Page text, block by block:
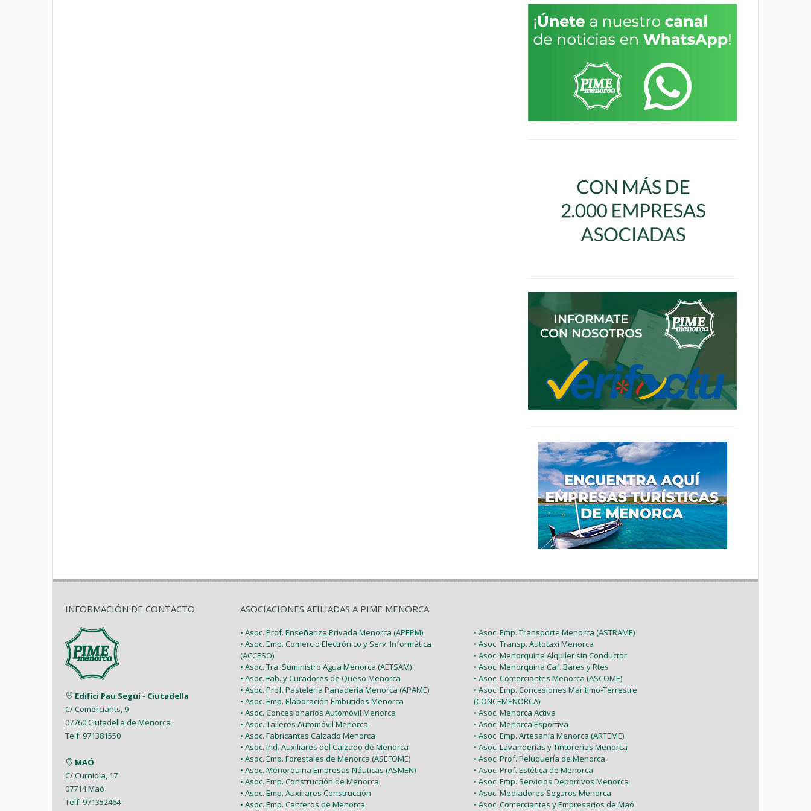
INFORMACIÓN DE CONTACTO
Edifici Pau Seguí - Ciutadella
C/ Comerciants, 9
07760 Ciutadella de Menorca
Telf. 971381550
MAÓ
C/ Curniola, 17
07714 Maó
Telf. 971352464
ASOCIACIONES AFILIADAS A PIME MENORCA
• Asoc. Prof. Enseñanza Privada Menorca (APEPM)
• Asoc. Emp. Comercio Electrónico y Serv. Informática
(ACCESO)
• Asoc. Tra. Suministro Agua Menorca (AETSAM)
• Asoc. Fab. y Curadores de Queso Menorca
• Asoc. Prof. Pastelería Panadería Menorca (APAME)
• Asoc. Emp. Elaboración Embutidos Menorca
• Asoc. Concesionarios Automóvil Menorca
• Asoc. Talleres Automóvil Menorca
• Asoc. Fabricantes Calzado Menorca
• Asoc. Ind. Auxiliares del Calzado de Menorca
• Asoc. Emp. Forestales de Menorca (ASEFOME)
• Asoc. Menorquina Empresas Náuticas (ASMEN)
• Asoc. Emp. Construcción de Menorca
• Asoc. Emp. Auxiliares Construcción
• Asoc. Emp. Canteros de Menorca
• Asoc. Emp. Transporte Menorca (ASTRAME)
• Asoc. Transp. Autotaxi Menorca
• Asoc. Menorquina Alquiler sin Conductor
• Asoc. Menorquina Caf. Bares y Rtes
• Asoc. Comerciantes Menorca (ASCOME)
• Asoc. Emp. Concesiones Marítimo-Terrestre
(CONCEMENORCA)
• Asoc. Menorca Activa
• Asoc. Menorca Esportiva
• Asoc. Emp. Artesanía Menorca (ARTEME)
• Asoc. Lavanderías y Tintorerías Menorca
• Asoc. Prof. Peluquería de Menorca
• Asoc. Prof. Estética de Menorca
• Asoc. Emp. Servicios Deportivos Menorca
• Asoc. Mediadores Seguros Menorca
• Asoc. Comerciantes y Empresarios de Maó